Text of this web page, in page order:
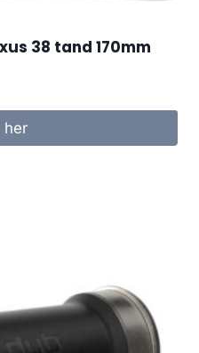
38 tand 170mm
her